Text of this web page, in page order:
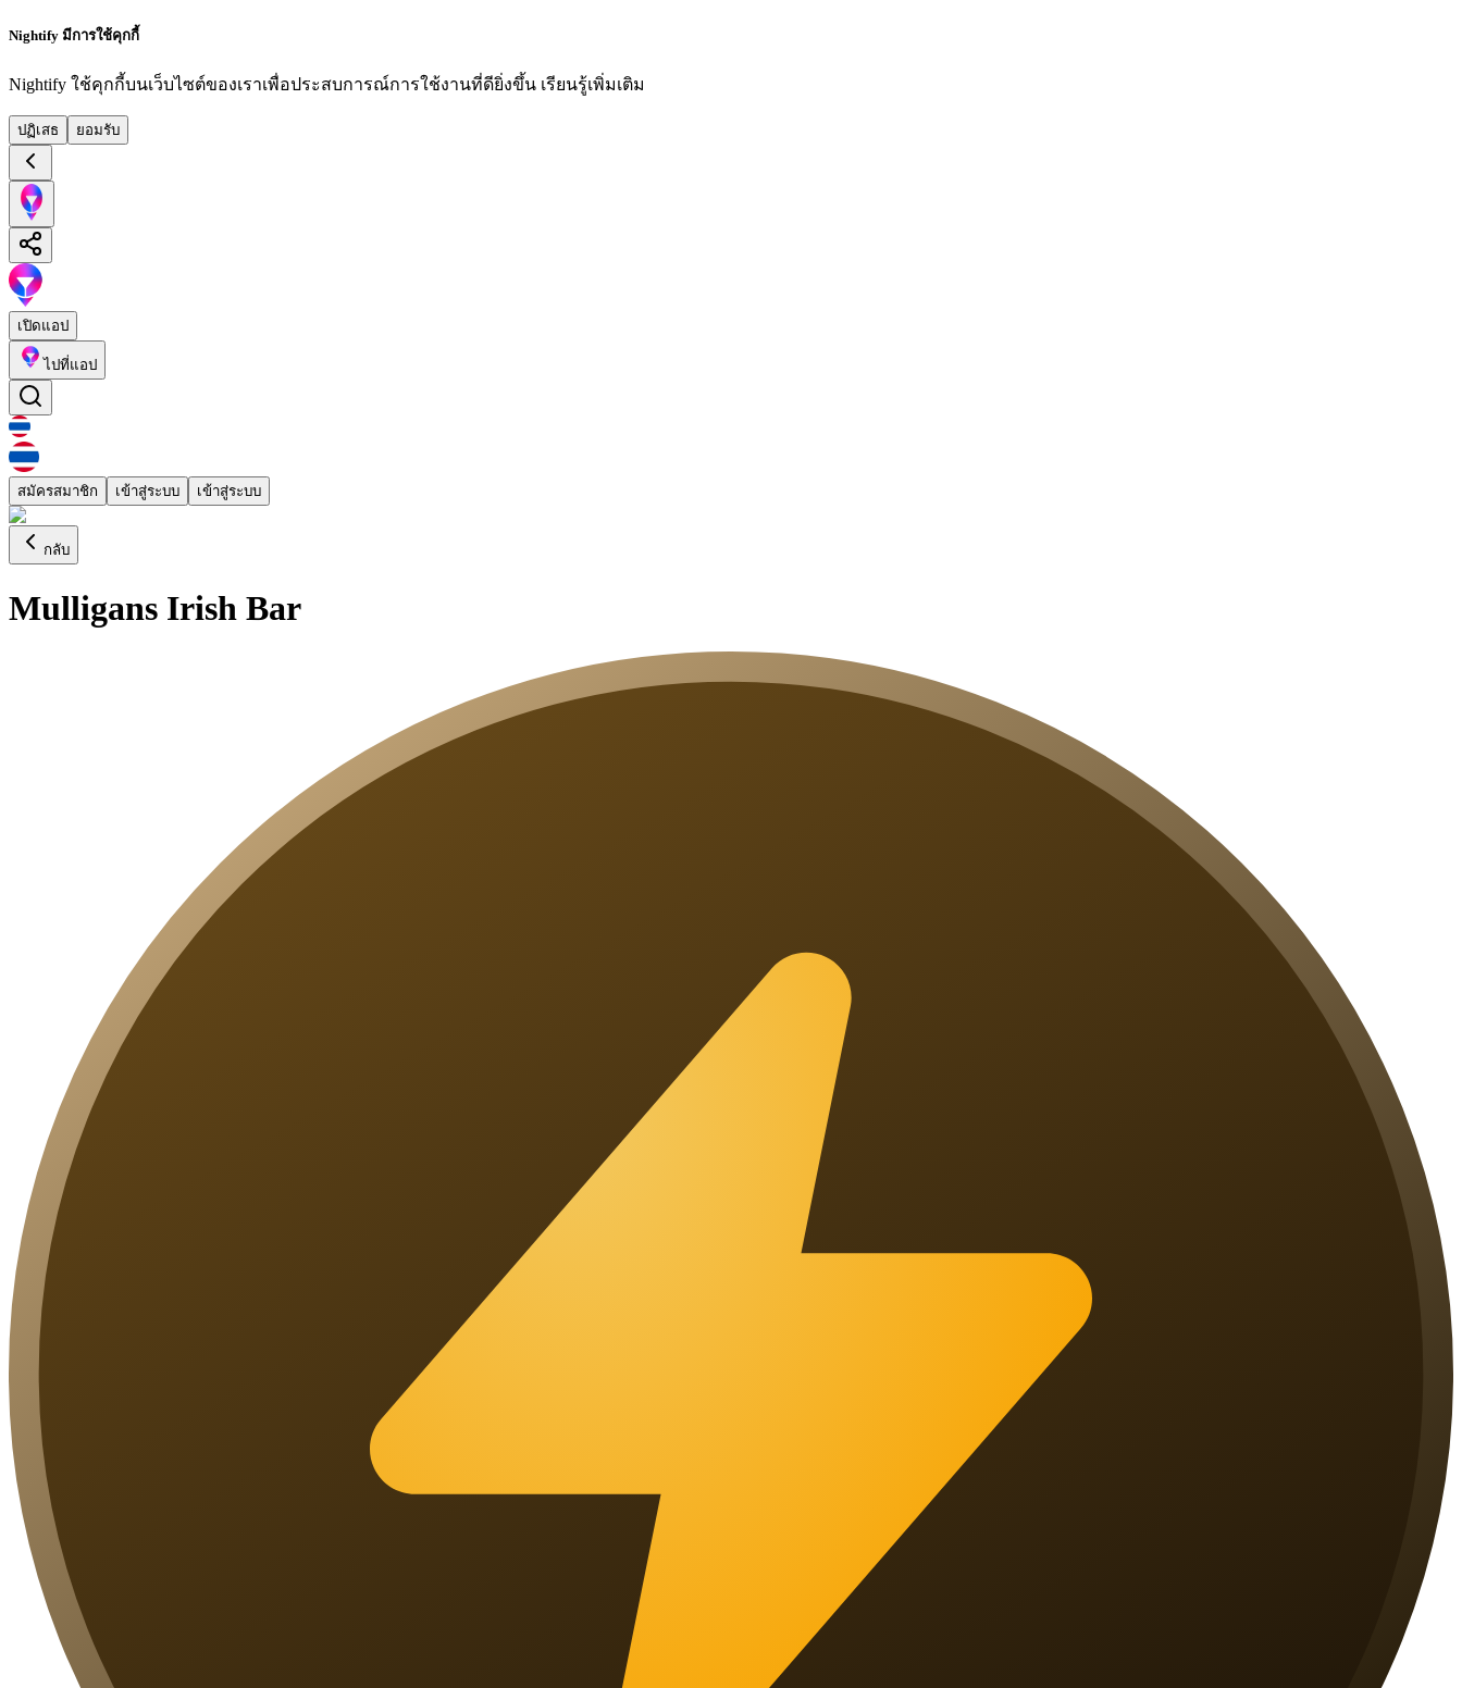
Nightify มีการใช้คุกกี้
Nightify ใช้คุกกี้บนเว็บไซต์ของเราเพื่อประสบการณ์การใช้งานที่ดียิ่งขึ้น เรียนรู้เพิ่มเติม
ปฏิเสธ ยอมรับ
เปิดแอป
ไปที่แอป
สมัครสมาชิก เข้าสู่ระบบ เข้าสู่ระบบ
กลับ
Mulligans Irish Bar